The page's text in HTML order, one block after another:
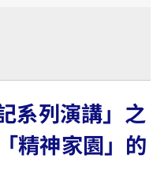
系列演講」之
精神家園」的